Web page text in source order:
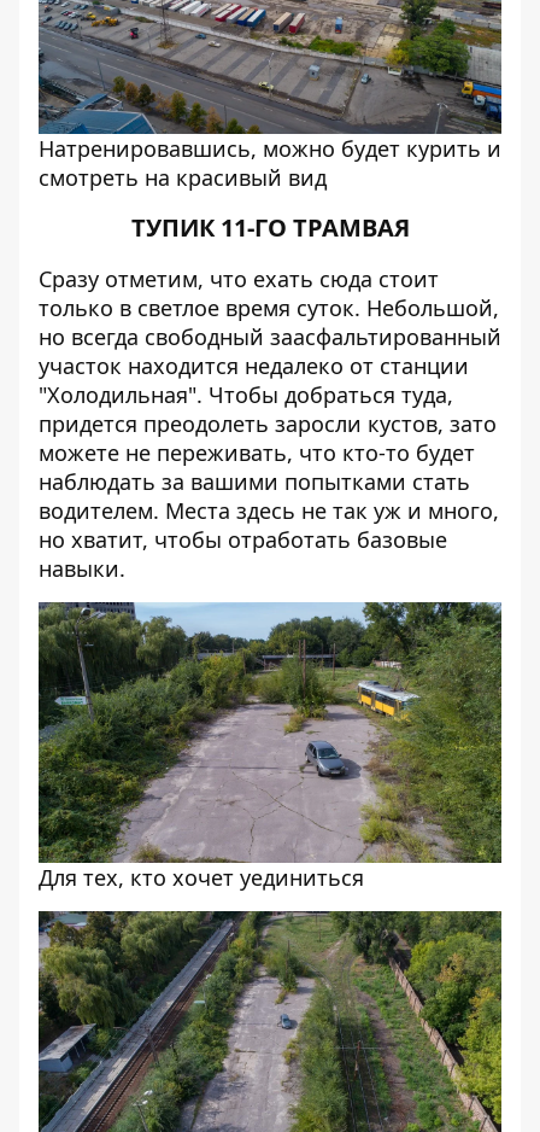
Натренировавшись, можно будет курить и
смотреть на красивый вид
ТУПИК 11-ГО ТРАМВАЯ
Сразу отметим, что ехать сюда стоит
только в светлое время суток. Небольшой,
но всегда свободный заасфальтированный
участок находится недалеко от станции
"Холодильная". Чтобы добраться туда,
придется преодолеть заросли кустов, зато
можете не переживать, что кто-то будет
наблюдать за вашими попытками стать
водителем. Места здесь не так уж и много,
но хватит, чтобы отработать базовые
навыки.
Для тех, кто хочет уединиться